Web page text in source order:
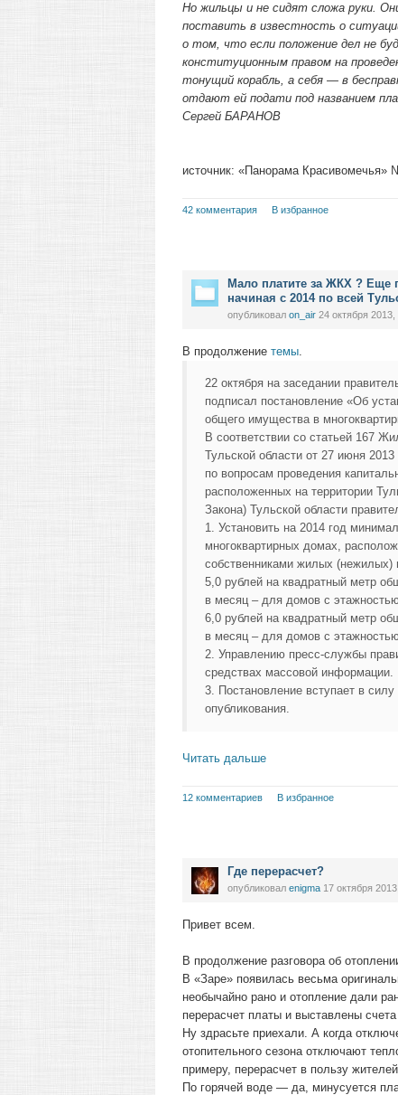
Но жильцы и не сидят сложа руки.
поставить в известность о
о том, что если положение дел не
конституционным правом на
тонущий корабль, а себя — в
отдают ей подати под названием
Сергей БАРАНОВ
источник: «Панорама Красивомечья»
42 комментария В избранное
Мало платите за ЖКХ ? Еще
начиная с 2014 по всей
опубликовал on_air 24 октября 2013,
В продолжение темы.
22 октября на заседании
подписал постановление «Об
общего имущества в
В соответствии со статьей 167
Тульской области от 27 июня
по вопросам проведения
расположенных на территории
Закона) Тульской области
1. Установить на 2014 год
многоквартирных домах,
собственниками жилых (нежилых)
5,0 рублей на квадратный метр
в месяц – для домов с
6,0 рублей на квадратный метр
в месяц – для домов с
2. Управлению пресс-службы
средствах массовой информации.
3. Постановление вступает в
опубликования.
Читать дальше
12 комментариев В избранное
Где перерасчет?
опубликовал enigma 17 октября
Привет всем.
В продолжение разговора об
В «Заре» появилась весьма
необычайно рано и отопление дали
перерасчет платы и выставлены
Ну здрасьте приехали. А когда
отопительного сезона отключают
примеру, перерасчет в пользу
По горячей воде — да, минусуется